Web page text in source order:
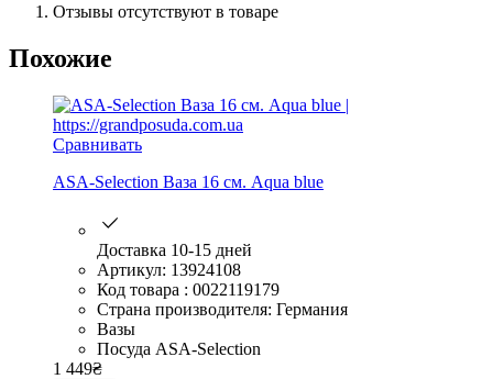
Отзывы отсутствуют в товаре
Похожие
Сравнивать
ASA-Selection Ваза 16 см. Aqua blue
Доставка 10-15 дней
Артикул: 13924108
Код товара : 0022119179
Страна производителя: Германия
Вазы
Посуда ASA-Selection
1 449₴